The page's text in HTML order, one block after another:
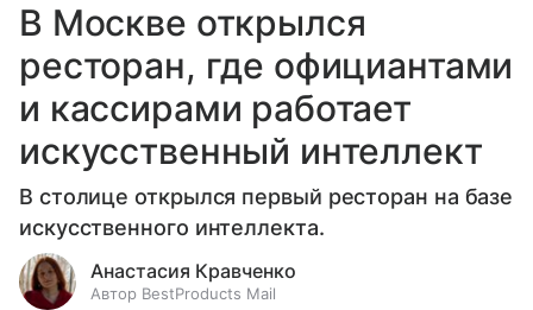
В Москве открылся
ресторан, где официантами
и кассирами работает
искусственный интеллект
В столице открылся первый ресторан на базе
искусственного интеллекта.
Анастасия Кравченко
Автор BestProducts Mail